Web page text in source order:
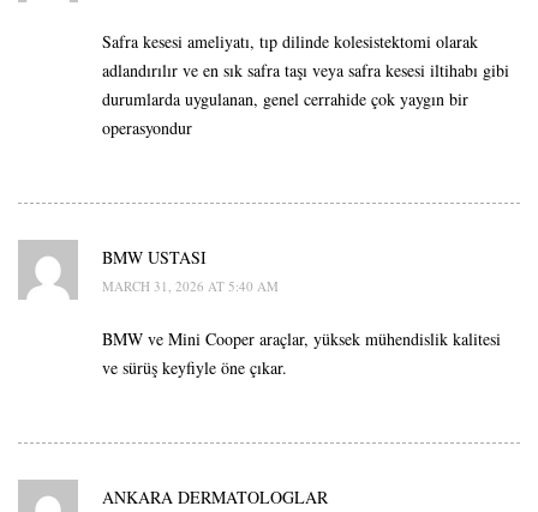
Safra kesesi ameliyatı, tıp dilinde kolesistektomi olarak
adlandırılır ve en sık safra taşı veya safra kesesi iltihabı gibi
durumlarda uygulanan, genel cerrahide çok yaygın bir
operasyondur
BMW USTASI
MARCH 31, 2026 AT 5:40 AM
BMW ve Mini Cooper araçlar, yüksek mühendislik kalitesi
ve sürüş keyfiyle öne çıkar.
ANKARA DERMATOLOGLAR